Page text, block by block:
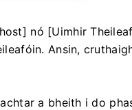
nó [Uimhir
Ansin,
a bheith i do